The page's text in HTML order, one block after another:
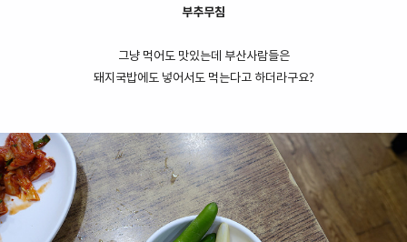
부추무침
그냥 먹어도 맛있는데 부산사람들은
돼지국밥에도 넣어서도 먹는다고 하더라구요?